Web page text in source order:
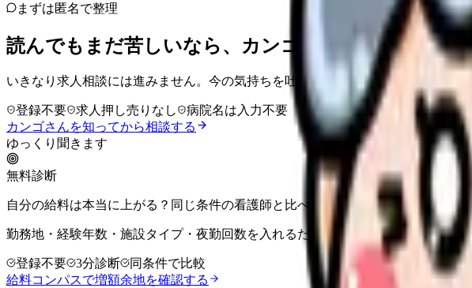
まずは匿名で整理
読んでもまだ苦しいなら、カンゴさんの部屋で少し
いきなり求人相談には進みません。今の気持ちを吐き出して、何がつらいのか、
登録不要 求人押し売りなし
病院名は入力不要
カンゴさんを知ってから相談する
ゆっくり聞きます
無料診断
自分の給料は本当に上がる？同じ条件の看護師と比べて確認できます。
勤務地・経験年数・施設タイプ・夜勤回数を入れるだけで、同条件の看護師の中
登録不要 3分診断
同条件で比較
給料コンパスで増額余地を確認する